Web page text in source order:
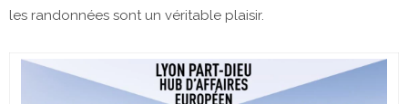
les randonnées sont un véritable plaisir.